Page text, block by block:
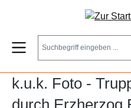
Zum Hauptinhalt springen
k.u.k. Foto -
durch Erzherzog